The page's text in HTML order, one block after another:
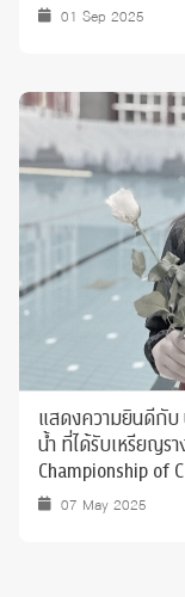
01 Sep 2025
แสดงความยินดีกับ
น้ำ ที่ได้รับเหรียญรา
Championship of
07 May 2025